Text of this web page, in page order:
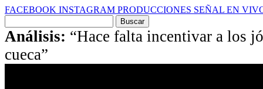
FACEBOOK INSTAGRAM PRODUCCIONES SEÑAL EN
por:
Análisis: “Hace falta incentivar a los
cueca”